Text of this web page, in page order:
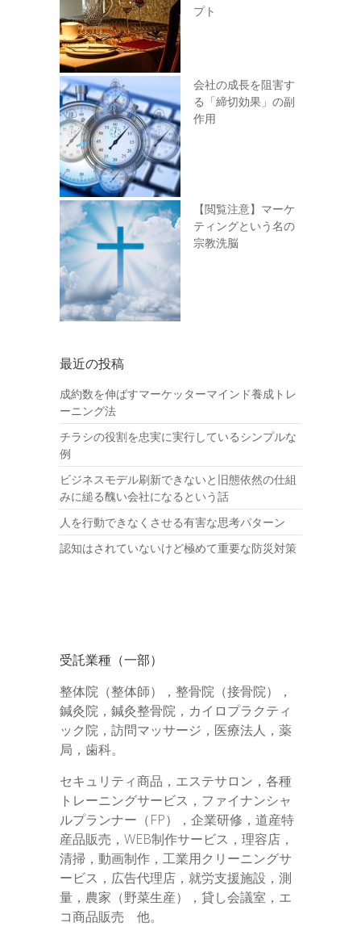
プト
会社の成長を阻害す
る「締切効果」の副
作用
【閲覧注意】マーケ
ティングという名の
宗教洗脳
最近の投稿
成約数を伸ばすマーケッターマインド養成トレ
ーニング法
チラシの役割を忠実に実行しているシンプルな
例
ビジネスモデル刷新できないと旧態依然の仕組
みに縋る醜い会社になるという話
人を行動できなくさせる有害な思考パターン
認知はされていないけど極めて重要な防災対策
受託業種（一部）
整体院（整体師），整骨院（接骨院），
鍼灸院，鍼灸整骨院，カイロプラクティ
ック院，訪問マッサージ，医療法人，薬
局，歯科。
セキュリティ商品，エステサロン，各種
トレーニングサービス，ファイナンシャ
ルプランナー（FP），企業研修，道産特
産品販売，WEB制作サービス，理容店，
清掃，動画制作，工業用クリーニングサ
ービス，広告代理店，就労支援施設，測
量，農家（野菜生産），貸し会議室，エ
コ商品販売 他。